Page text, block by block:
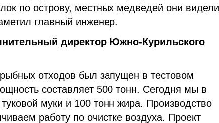
по острову, местных медведей они видели
главный инженер.
директор Южно-Курильского
отходов был запущен в тестовом
составляет 500 тонн. Сегодня мы в
муки и 100 тонн жира. Производство
работу по очистке воздуха. Проект